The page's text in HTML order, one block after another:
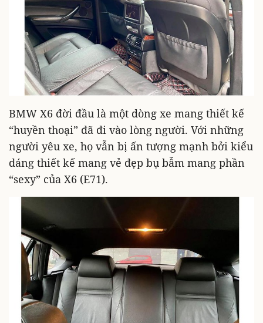
BMW X6 đời đầu là một dòng xe mang thiết kế
“huyền thoại” đã đi vào lòng người. Với những
người yêu xe, họ vẫn bị ấn tượng mạnh bởi kiểu
dáng thiết kế mang vẻ đẹp bụ bẫm mang phần
“sexy” của X6 (E71).